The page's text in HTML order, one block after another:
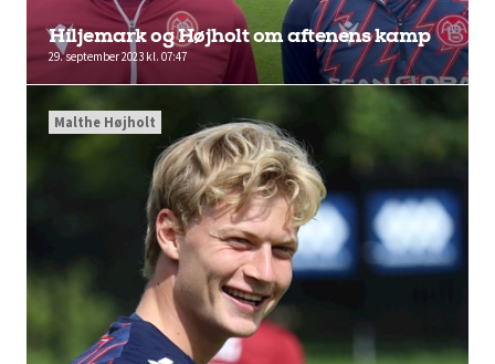
Hiljemark og Højholt om aftenens kamp
29. september 2023 kl. 07:47
Malthe Højholt